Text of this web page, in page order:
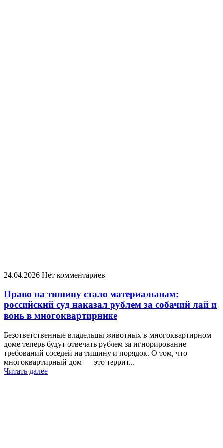
24.04.2026 Нет комментариев
Право на тишину стало материальным:
российский суд наказал рублем за собачий лай и
вонь в многоквартирнике
Безответственные владельцы животных в многоквартирном
доме теперь будут отвечать рублем за игнорирование
требований соседей на тишину и порядок. О том, что
многоквартирный дом — это террит...
Читать далее